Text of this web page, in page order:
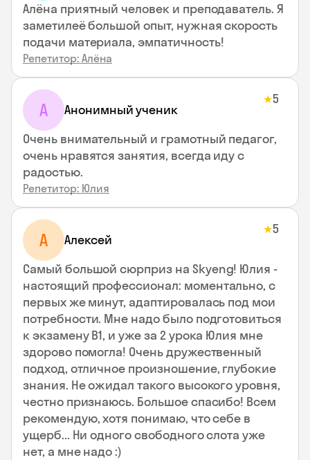
Алёна приятный человек и преподаватель. Я
заметилеё большой опыт, нужная скорость
подачи материала, эмпатичность!
Репетитор: Алёна
А Анонимный ученик
★5
Очень внимательный и грамотный педагог,
очень нравятся занятия, всегда иду с
радостью.
Репетитор: Юлия
А Алексей
★5
Самый большой сюрприз на Skyeng! Юлия -
настоящий профессионал: моментально, с
первых же минут, адаптировалась под мои
потребности. Мне надо было подготовиться
к экзамену В1, и уже за 2 урока Юлия мне
здорово помогла! Очень дружественный
подход, отличное произношение, глубокие
знания. Не ожидал такого высокого уровня,
честно признаюсь. Большое спасибо! Всем
рекомендую, хотя понимаю, что себе в
ущерб... Ни одного свободного слота уже
нет, а мне надо :)